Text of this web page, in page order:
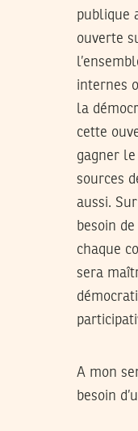
publique
ouverte
internes
la
cette
gagner
sources
aussi.
besoin
chaque
sera
A mon
besoin